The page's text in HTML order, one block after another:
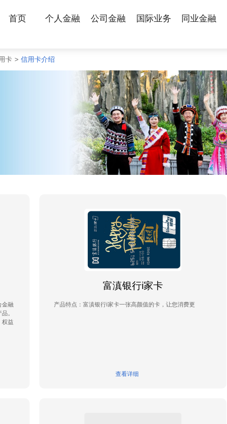
首页 个人金融 公司金融 国际业务 同业金融
卡 > 信用卡介绍
金融
。
权益
富滇银行i家卡
产品特点：富滇银行i家卡一张高颜值的卡，让您消费更
查看详细